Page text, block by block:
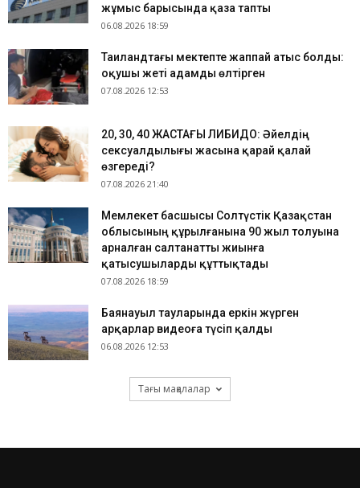
жұмыс барысында қаза тапты
06.08.2026 18:59
Таиландтағы мектепте жаппай атыс болды:
оқушы жеті адамды өлтірген
07.08.2026 12:53
​20, 30, 40 ЖАСТАҒЫ ЛИБИДО: Әйелдің
сексуалдылығы жасына қарай қалай
өзгереді?
07.08.2026 21:40
Мемлекет басшысы Солтүстік Қазақстан
облысының құрылғанына 90 жыл толуына
арналған салтанатты жиынға
қатысушыларды құттықтады
07.08.2026 18:59
Баянауыл тауларында еркін жүрген
арқарлар видеоға түсіп қалды
06.08.2026 12:53
Тағы мақалалар